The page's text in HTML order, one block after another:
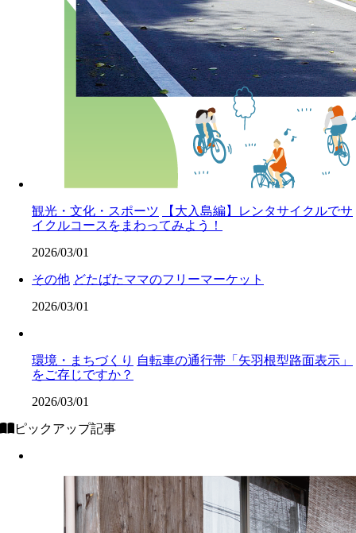
観光・文化・スポーツ
【大入島編】レンタサイクルでサ
イクルコースをまわってみよう！
2026/03/01
その他 どたばたママのフリーマーケット
2026/03/01
環境・まちづくり 自転車の通行帯「矢羽根型路面表示」
をご存じですか？
2026/03/01
ピックアップ記事